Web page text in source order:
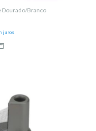
Dourado/Branco
juros